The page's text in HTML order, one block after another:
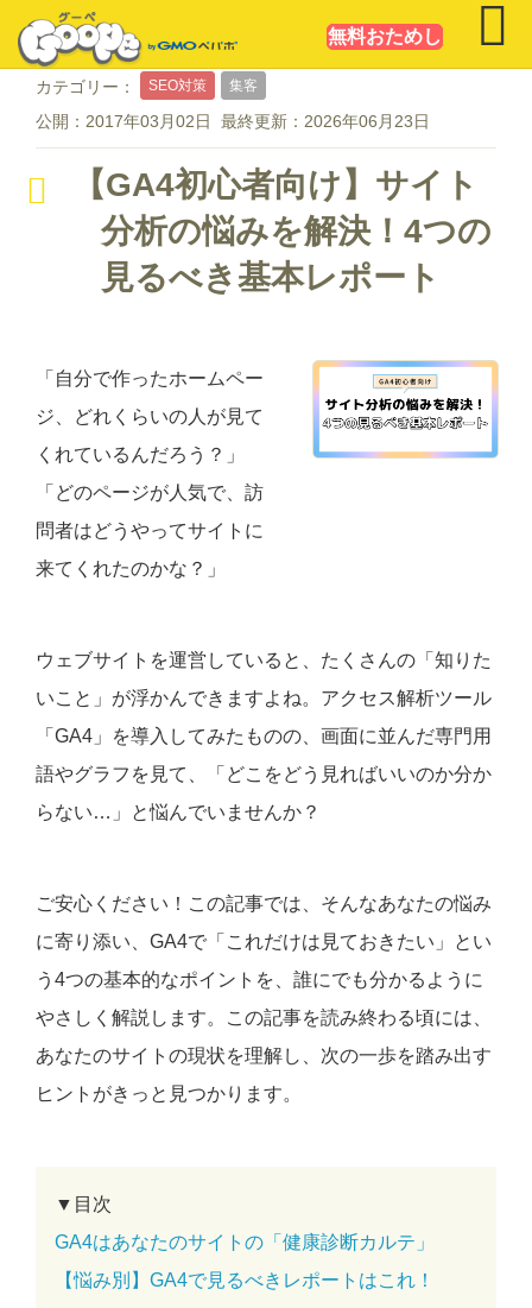
無料おためし
カテゴリー： SEO対策 集客
公開： 2017年03月02日 最終更新： 2026年06月23日
【GA4初心者向け】サイト
分析の悩みを解決！4つの
見るべき基本レポート
「自分で作ったホームペー
ジ、どれくらいの人が見て
くれているんだろう？」
「どのページが人気で、訪
問者はどうやってサイトに
来てくれたのかな？」
ウェブサイトを運営していると、たくさんの「知りた
いこと」が浮かんできますよね。アクセス解析ツール
「GA4」を導入してみたものの、画面に並んだ専門用
語やグラフを見て、「どこをどう見ればいいのか分か
らない…」と悩んでいませんか？
ご安心ください！この記事では、そんなあなたの悩み
に寄り添い、GA4で「これだけは見ておきたい」とい
う4つの基本的なポイントを、誰にでも分かるように
やさしく解説します。この記事を読み終わる頃には、
あなたのサイトの現状を理解し、次の一歩を踏み出す
ヒントがきっと見つかります。
▼目次
GA4はあなたのサイトの「健康診断カルテ」
【悩み別】GA4で見るべきレポートはこれ！